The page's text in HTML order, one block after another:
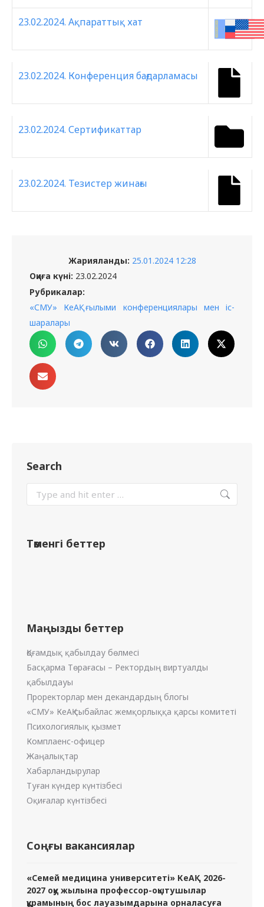
23.02.2024. Ақпараттық хат
23.02.2024. Конференция бағдарламасы
23.02.2024. Сертификаттар
23.02.2024. Тезистер жинағы
Жарияланды: 25.01.2024 12:28
Оқиға күні: 23.02.2024
Рубрикалар:
«СМУ» КеАҚ ғылыми конференциялары мен іс-
шаралары
Search
Төменгі беттер
Маңызды беттер
Қоғамдық қабылдау бөлмесі
Басқарма Төрағасы – Ректордың виртуалды
қабылдауы
Проректорлар мен декандардың блогы
«СМУ» КеАҚ сыбайлас жемқорлыққа қарсы комитеті
Психологиялық қызмет
Комплаенс-офицер
Жаңалықтар
Хабарландырулар
Туған күндер күнтізбесі
Оқиғалар күнтізбесі
Соңғы вакансиялар
«Семей медицина университеті» КеАҚ 2026-
2027 оқу жылына профессор-оқытушылар
құрамының бос лауазымдарына орналасуға